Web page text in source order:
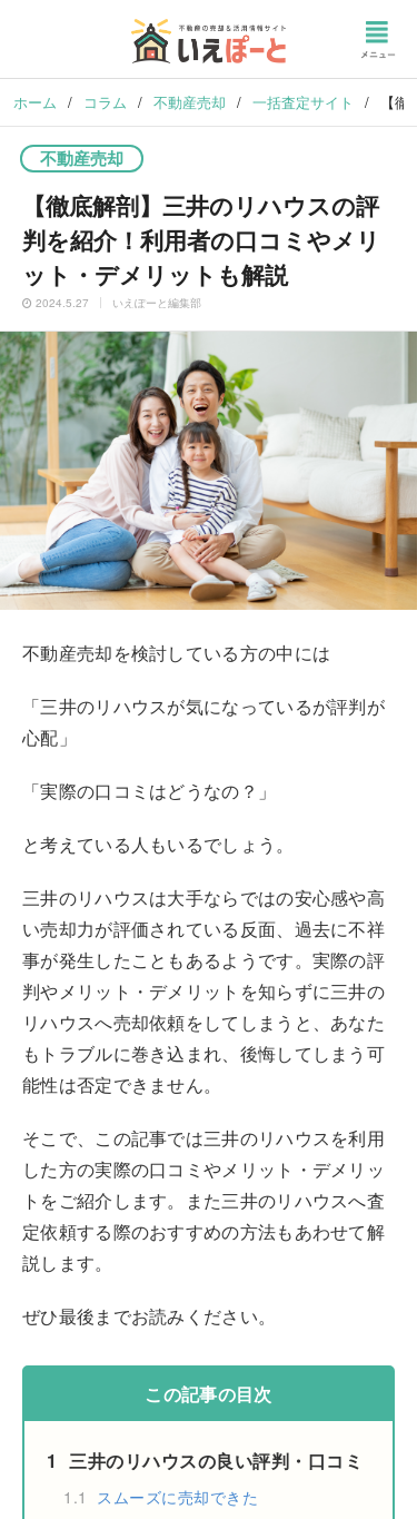
ホーム / コラム / 不動産売却 / 一括査定サイト / 【
不動産売却
【徹底解剖】三井のリハウスの評
判を紹介！利用者の口コミやメリ
ット・デメリットも解説
2024.5.27 いえぽーと編集部
不動産売却を検討している方の中には
「三井のリハウスが気になっているが評判が
心配」
「実際の口コミはどうなの？」
と考えている人もいるでしょう。
三井のリハウスは大手ならではの安心感や高
い売却力が評価されている反面、過去に不祥
事が発生したこともあるようです。実際の評
判やメリット・デメリットを知らずに三井の
リハウスへ売却依頼をしてしまうと、あなた
もトラブルに巻き込まれ、後悔してしまう可
能性は否定できません。
そこで、この記事では三井のリハウスを利用
した方の実際の口コミやメリット・デメリッ
トをご紹介します。また三井のリハウスへ査
定依頼する際のおすすめの方法もあわせて解
説します。
ぜひ最後までお読みください。
この記事の目次
1 三井のリハウスの良い評判・口コミ
1.1
スムーズに売却できた